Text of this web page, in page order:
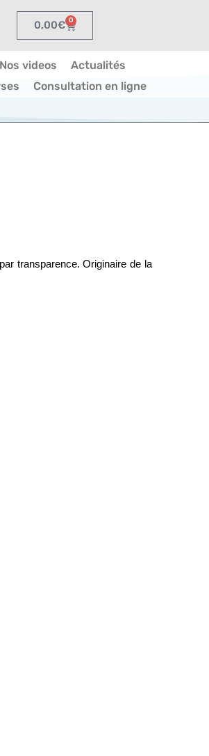
0,00€ 0
Nos videos
Actualités
Consultation en ligne
transparence. Originaire de la